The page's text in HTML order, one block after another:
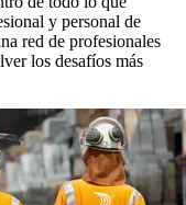
y personal de
red de profesionales
los desafíos más